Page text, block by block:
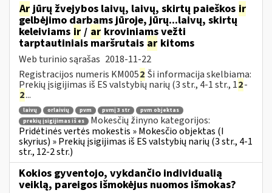
Arjūrų žvejybos laivų, laivų, skirtų paieškos ir
gelbėjimo darbams jūroje, jūrų...laivų, skirtų
keleiviams ir / ar kroviniams vežti
tarptautiniais maršrutais ar kitoms
Web turinio sąrašas 2018-11-22
Registracijos numeris KM0052 Ši informacija skelbiama:
Prekių įsigijimas iš ES valstybių narių (3 str., 4-1 str., 12-
2...
laivų orlaivių pvm pvmį 3 str
pvm objektas
prekių įsigijimas iš es
Mokesčių žinyno kategorijos:
Pridėtinės vertės mokestis » Mokesčio objektas (I
skyrius) » Prekių įsigijimas iš ES valstybių narių (3 str., 4-1
str., 12-2 str.)
Kokios gyventojo, vykdančio individualią
veiklą, pareigos išmokėjus nuomos išmokas?